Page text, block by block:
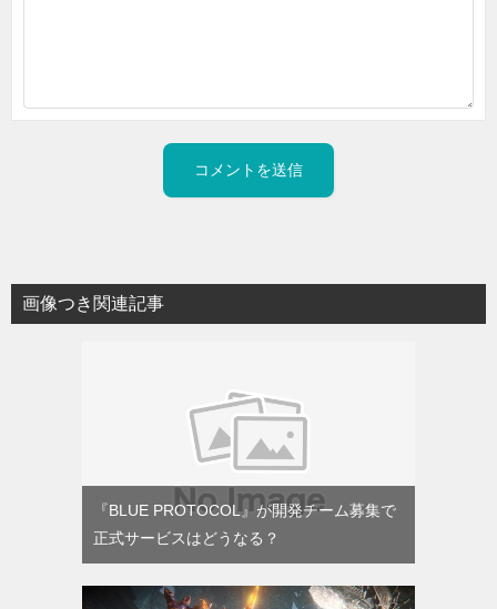
画像つき関連記事
『BLUE PROTOCOL』が開発チーム募集で
正式サービスはどうなる？